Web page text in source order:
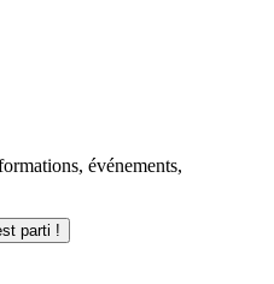
événements,
parti !